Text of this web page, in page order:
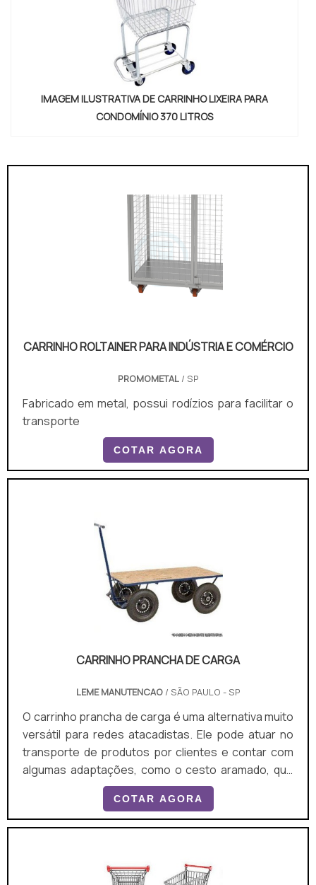
IMAGEM ILUSTRATIVA DE CARRINHO LIXEIRA PARA
CONDOMÍNIO 370 LITROS
CARRINHO ROLTAINER PARA INDÚSTRIA E COMÉRCIO
PROMOMETAL/ SP
Fabricado em metal, possui rodízios para facilitar o
transporte
COTAR AGORA
CARRINHO PRANCHA DE CARGA
LEME MANUTENCAO/ SÃO PAULO - SP
O carrinho prancha de carga é uma alternativa muito
versátil para redes atacadistas. Ele pode atuar no
transporte de produtos por clientes e contar com
algumas adaptações, como o cesto aramado, que
toma parte da base lisa do carrinho e é utilizado para
acomodar produtos soltos.GARANTIA DE MAIOR
ESPAÇO PARA TRANSPORTAR MATERIAISAlém
robustos, o que é mais interessante para os
COTAR AGORA